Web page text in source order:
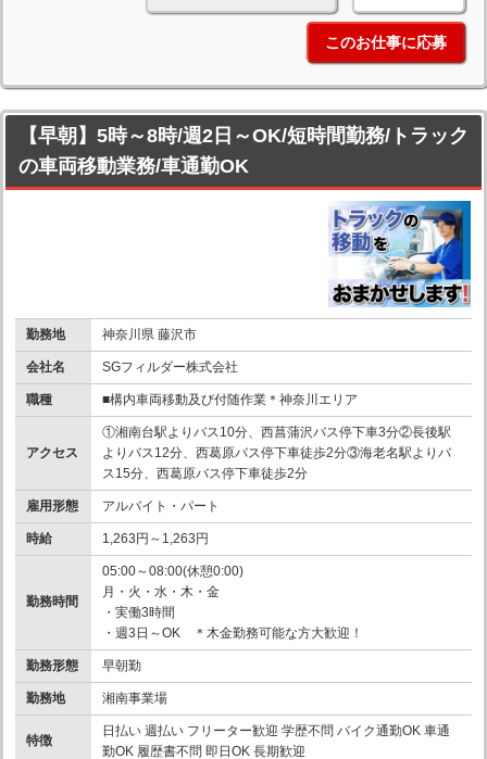
このお仕事に応募
【早朝】5時～8時/週2日～OK/短時間勤務/トラック
の車両移動業務/車通勤OK
勤務地 神奈川県 藤沢市
会社名 SGフィルダー株式会社
職種 ■構内車両移動及び付随作業＊神奈川エリア
アクセス
①湘南台駅よりバス10分、西菖蒲沢バス停下車3分②長後駅
よりバス12分、西葛原バス停下車徒歩2分③海老名駅よりバ
ス15分、西葛原バス停下車徒歩2分
雇用形態 アルバイト・パート
時給 1,263円～1,263円
勤務時間
05:00～08:00(休憩0:00)
月・火・水・木・金
・実働3時間
・週3日～OK ＊木金勤務可能な方大歓迎！
勤務形態 早朝勤
勤務地 湘南事業場
特徴
日払い 週払い フリーター歓迎 学歴不問 バイク通勤OK 車通
勤OK 履歴書不問 即日OK 長期歓迎